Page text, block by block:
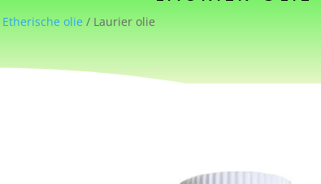
Etherische olie / Laurier olie